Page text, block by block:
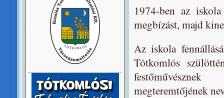
1974-ben az
megbízást, majd
Az iskola
Tótkomlós
megteremtőjének